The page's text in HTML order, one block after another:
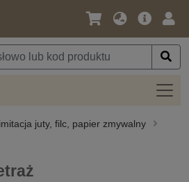
Język
Waluta
Oferta
juty, filc, papier zmywalny